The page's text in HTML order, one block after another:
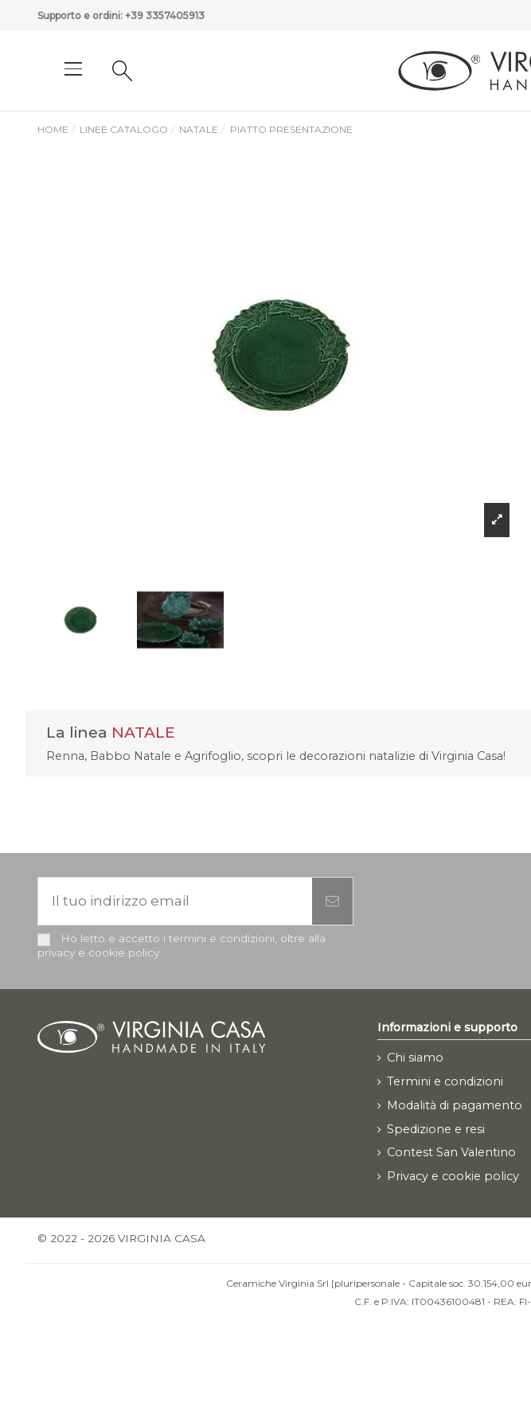
Supporto e ordini: +39 3357405913
HOME LINEE CATALOGO NATALE PIATTO PRESENTAZIONE
La linea NATALE
Renna, Babbo Natale e Agrifoglio, scopri le decorazioni natalizie di Virginia Casa!
Ho letto e accetto i termini e condizioni, oltre alla
privacy e cookie policy
Informazioni e supporto
Chi siamo
Termini e condizioni
Modalità di pagamento
Spedizione e resi
Contest San Valentino
Privacy e cookie policy
© 2022 - 2026 VIRGINIA CASA
Ceramiche Virginia Srl [pluripersonale - Capitale soc. 30.154,00
C.F. e P.IVA: IT00436100481 - REA: